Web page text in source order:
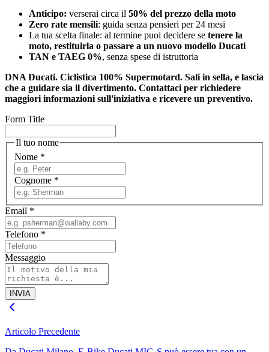
Anticipo: verserai circa il 50% del prezzo della moto
Zero rate mensili: guida senza pensieri per 24 mesi
La tua scelta finale: al termine puoi decidere se tenere la
moto, restituirla o passare a un nuovo modello Ducati
TAN e TAEG 0%, senza spese di istruttoria
DNA Ducati. Ciclistica 100% Supermotard. Sali in sella, e lascia
che a guidare sia il divertimento. Contattaci per richiedere
maggiori informazioni sull'iniziativa e ricevere un preventivo.
Form Title
Il tuo nome
Nome *
Cognome *
Email *
Telefono *
Messaggio
INVIA
Articolo Precedente